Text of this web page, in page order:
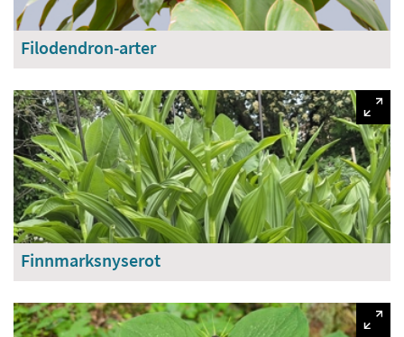
Filodendron-arter
Finnmarksnyserot